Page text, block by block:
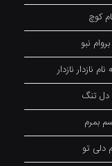
کوچ
نبو
نازدار
دل تنگ
بمرم
دلی تو